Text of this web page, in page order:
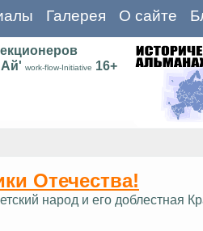
Галерея О сайте
work-flow-Initiative 16+
Отечества!
народ и его